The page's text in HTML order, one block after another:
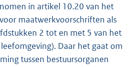
in artikel 10.20 van het
maatwerkvoorschriften als
2 tot en met 5 van het
Daar het gaat om
tussen bestuursorganen